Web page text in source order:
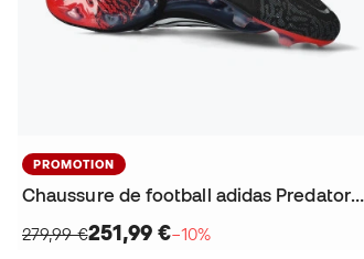
PROMOTION
Chaussure de football adidas Predator Elite FT FG
279,99 €251,99 €−10%